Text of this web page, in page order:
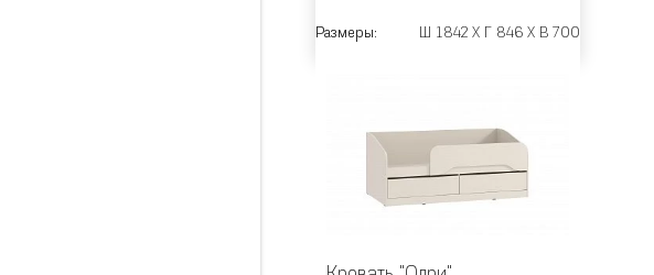
Размеры: Ш 1842 X Г 846 X В 700